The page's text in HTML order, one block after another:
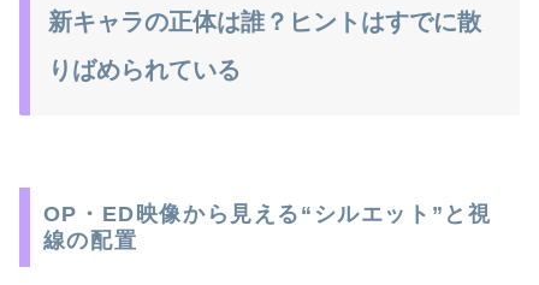
新キャラの正体は誰？ヒントはすでに散
りばめられている
OP・ED映像から見える“シルエット”と視
線の配置